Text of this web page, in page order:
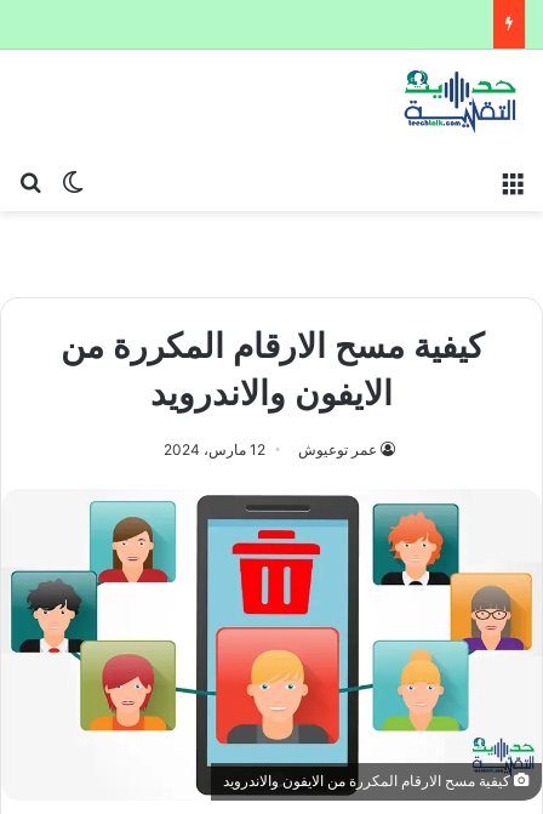
الوضع
كيفية مسح الارقام المكررة من
الايفون والاندرويد
عمر توعيوش 12 مارس، 2024
كيفية مسح الارقام المكررة من الايفون والاندرويد